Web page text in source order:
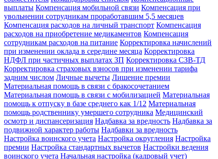
выплаты Компенсация мобильной связи Компенсация при
увольнении сотрудникам проработавшим 5,5 месяцев
Компенсация расходов на личный транспорт Компенсация
расходов на приобретение медикаментов Компенсация
сотрудникам расходов на питание Корректировка начислений
при изменении оклада в середине месяца Корректировка
НДФЛ при частичных выплатах ЗП Корректировка СЗВ-ТД
Корректировка страховых взносов при изменении тарифа
задним числом Личные вычеты Лишение премии
Материальная помощь в связи с бракосочетанием
Материальная помощь в связи с мобилизацией Материальная
помощь к отпуску в базе среднего как 1/12 Материальная
помощь родственнику умершего сотрудника Медицинский
осмотр и диспансеризация Надбавка за вредность Надбавка за
подвижной характер работы Надбавки за вредность
Настройка воинского учета Настройка округления Настройка
премии Настройка стандартных вычетов Настройки ведения
воинского учета Начальная настройка (кадровый учет)